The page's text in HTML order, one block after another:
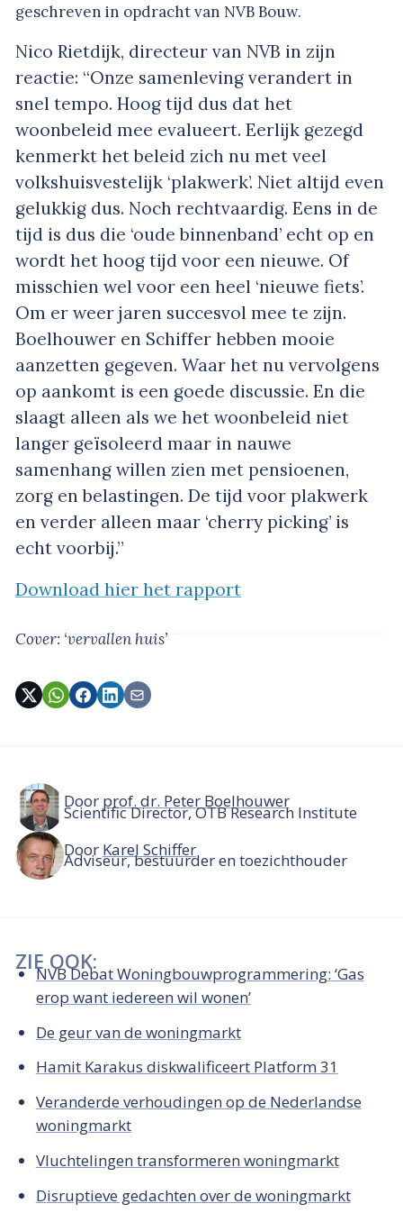
geschreven in opdracht van NVB Bouw.
Nico Rietdijk, directeur van NVB in zijn
reactie: “Onze samenleving verandert in
snel tempo. Hoog tijd dus dat het
woonbeleid mee evalueert. Eerlijk gezegd
kenmerkt het beleid zich nu met veel
volkshuisvestelijk ‘plakwerk’. Niet altijd even
gelukkig dus. Noch rechtvaardig. Eens in de
tijd is dus die ‘oude binnenband’ echt op en
wordt het hoog tijd voor een nieuwe. Of
misschien wel voor een heel ‘nieuwe fiets’.
Om er weer jaren succesvol mee te zijn.
Boelhouwer en Schiffer hebben mooie
aanzetten gegeven. Waar het nu vervolgens
op aankomt is een goede discussie. En die
slaagt alleen als we het woonbeleid niet
langer geïsoleerd maar in nauwe
samenhang willen zien met pensioenen,
zorg en belastingen. De tijd voor plakwerk
en verder alleen maar ‘cherry picking’ is
echt voorbij.”
Download hier het rapport
Cover: ‘vervallen huis’
Door prof. dr. Peter Boelhouwer
Scientific Director, OTB Research Institute
Door Karel Schiffer
Adviseur, bestuurder en toezichthouder
ZIE OOK:
NVB Debat Woningbouwprogrammering: ‘Gas
erop want iedereen wil wonen’
De geur van de woningmarkt
Hamit Karakus diskwalificeert Platform 31
Veranderde verhoudingen op de Nederlandse
woningmarkt
Vluchtelingen transformeren woningmarkt
Disruptieve gedachten over de woningmarkt